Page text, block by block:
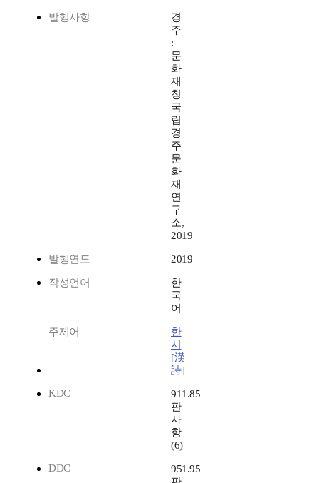
발행사항
경
주
:
문
화
재
청
국
립
경
주
문
화
재
연
구
소,
2019
발행연도 2019
작성언어
한
국
어
주제어
한
시
[漢
詩]
KDC
911.85
판
사
항
(6)
DDC
951.95